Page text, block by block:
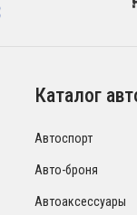
Каталог
Автоспорт
Авто-броня
Автоаксессуары